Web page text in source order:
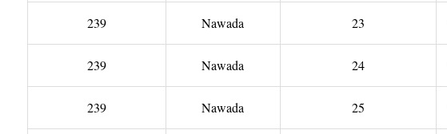
239 Nawada 23
239 Nawada 24
239 Nawada 25